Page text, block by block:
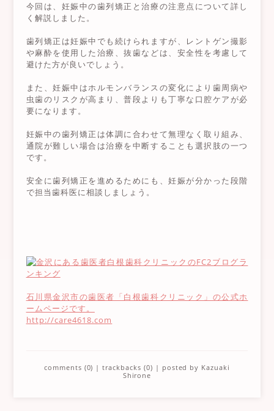
今回は、妊娠中の歯列矯正と治療の注意点について詳し
く解説しました。
歯列矯正は妊娠中でも続けられますが、レントゲン撮影
や麻酔を使用した治療、抜歯などは、安全性を考慮して
避けた方が良いでしょう。
また、妊娠中はホルモンバランスの変化により歯周病や
虫歯のリスクが高まり、普段よりも丁寧な口腔ケアが必
要になります。
妊娠中の歯列矯正は体調に合わせて無理なく取り組み、
通院が難しい場合は治療を中断することも選択肢の一つ
です。
安全に歯列矯正を進めるためにも、妊娠が分かった段階
で担当歯科医に相談しましょう。
石川県金沢市の歯医者「白根歯科クリニック」の公式ホ
ームページです。
http://care4618.com
comments (0) |trackbacks (0) | posted by Kazuaki
Shirone